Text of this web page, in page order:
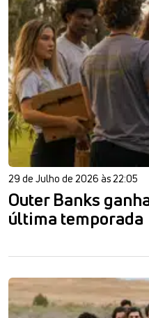
29 de Julho de 2026 às 22:05
Outer Banks
última temporada